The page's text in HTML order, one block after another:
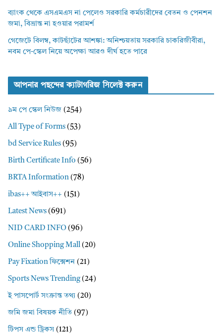
ব্যাংক থেকে এসএমএস না পেলেও সরকারি কর্মচারীদের বেতন ও পেনশন
জমা, বিভ্রান্ত না হওয়ার পরামর্শ
গেজেটে বিলম্ব, কাটছাঁটের আশঙ্কা: অনিশ্চয়তায় সরকারি চাকরিজীবীরা,
নবম পে-স্কেল নিয়ে অপেক্ষা আরও দীর্ঘ হতে পারে
আপনার পছন্দের ক্যাটাগরিজ সিলেক্ট করুন
৯ম পে স্কেল নিউজ (254)
All Type of Forms (53)
bd Service Rules (95)
Birth Certificate Info (56)
BRTA Information (78)
ibas++ আইবাস++ (151)
Latest News (691)
NID CARD INFO (96)
Online Shopping Mall (20)
Pay Fixation ফিক্সেশন (21)
Sports News Trending(24)
ই পাসপোর্ট সংক্রান্ত তথ্য (20)
জমি জমা বিষয়ক নীতি (97)
টিপস এন্ড ট্রিকস (121)